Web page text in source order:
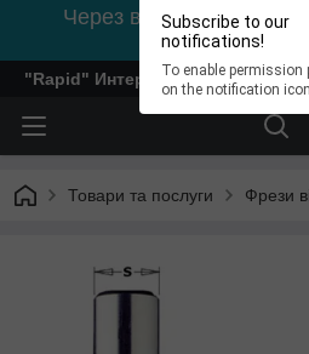
Subscribe to our
notifications!
To enable permission
on the notification icon
Через відсутність
"Rapid" Интернет-магазин
Товари та послуги Фрези